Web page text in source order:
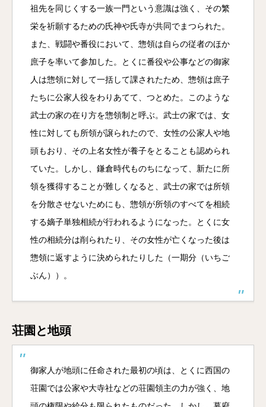
祖先を同じくする一族一門という意識は強く、その繁
栄を祈願するための氏神や氏寺が共同でまつられた。
また、戦闘や番役において、惣領は自らの従者のほか
庶子を率いて参加した。とくに番役や公事などの御家
人は惣領に対して一括して課されたため、惣領は庶子
たちに公家人役をわりあてて、つとめた。このような
武士の家の在り方を惣領制と呼ぶ。武士の家では、女
性に対しても所領が譲られたので、女性の公家人や地
頭もおり、その上名女性が養子をとることも認められ
ていた。しかし、鎌倉時代ものちになって、新たに所
領を獲得することが難しくなると、武士の家では所領
を分散させないためにも、惣領が所領のすべてを相続
する嫡子単独相続が行われるようになった。とくに女
性の相続分は削られたり、その女性が亡くなった後は
惣領に返すように決められたりした（一期分（いちご
ぶん））。
荘園と地頭
御家人が地頭に任命された最初の頃は、とくに西国の
荘園では公家や大寺社などの荘園領主の力が強く、地